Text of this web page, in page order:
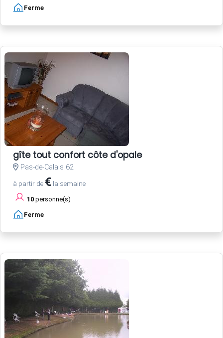
Ferme
gîte tout confort côte d'opale
Pas-de-Calais 62
à partir de € la semaine
10 personne(s)
Ferme